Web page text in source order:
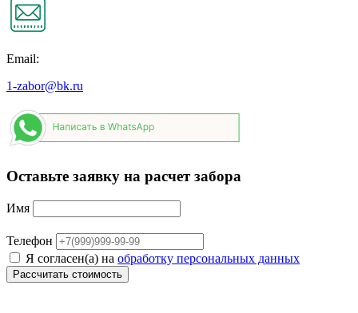
Email:
1-zabor@bk.ru
Оставьте заявку на расчет забора
Имя
Телефон
Я согласен(а) на обработку персональных данных